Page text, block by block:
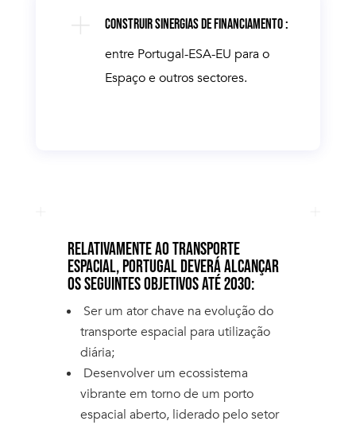
CONSTRUIR SINERGIAS DE FINANCIAMENTO :
entre Portugal-ESA-EU para o
Espaço e outros sectores.
RELATIVAMENTE AO TRANSPORTE
ESPACIAL, PORTUGAL DEVERÁ ALCANÇAR
OS SEGUINTES OBJETIVOS ATÉ 2030:
Ser um atorchave na evolução do
transporte espacial para utilização
diária;
Desenvolver um ecossistema
vibrante em torno de um porto
espacial aberto, liderado pelo setor